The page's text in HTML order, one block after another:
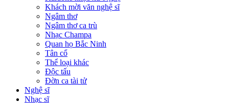
Khách mời văn nghệ sĩ
Ngâm thơ
Ngâm thơ ca trù
Nhạc Champa
Quan họ Bắc Ninh
Tân cổ
Thể loại khác
Độc tấu
Đờn ca tài tử
Nghệ sĩ
Nhạc sĩ